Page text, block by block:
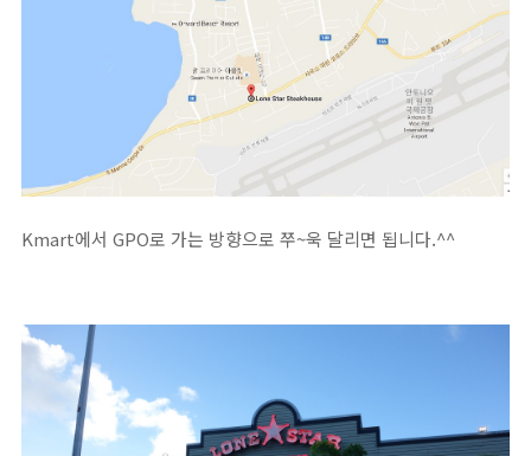
Kmart에서 GPO로 가는 방향으로 쭈~욱 달리면 됩니다.^^